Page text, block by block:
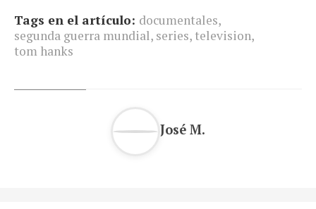
Tags en el artículo: documentales,
segunda guerra mundial, series, television,
tom hanks
José M.